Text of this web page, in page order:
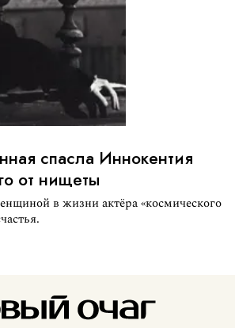
спасла Иннокентия
от нищеты
в жизни актёра «космического